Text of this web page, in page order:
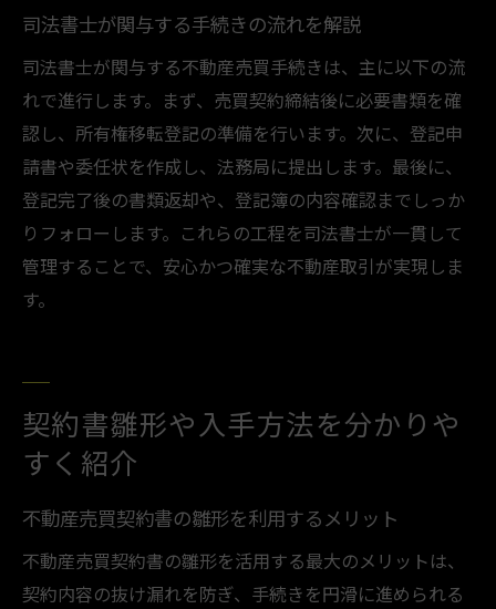
司法書士が関与する手続きの流れを解説
司法書士が関与する不動産売買手続きは、主に以下の流
れで進行します。まず、売買契約締結後に必要書類を確
認し、所有権移転登記の準備を行います。次に、登記申
請書や委任状を作成し、法務局に提出します。最後に、
登記完了後の書類返却や、登記簿の内容確認までしっか
りフォローします。これらの工程を司法書士が一貫して
管理することで、安心かつ確実な不動産取引が実現しま
す。
契約書雛形や入手方法を分かりや
すく紹介
不動産売買契約書の雛形を利用するメリット
不動産売買契約書の雛形を活用する最大のメリットは、
契約内容の抜け漏れを防ぎ、手続きを円滑に進められる